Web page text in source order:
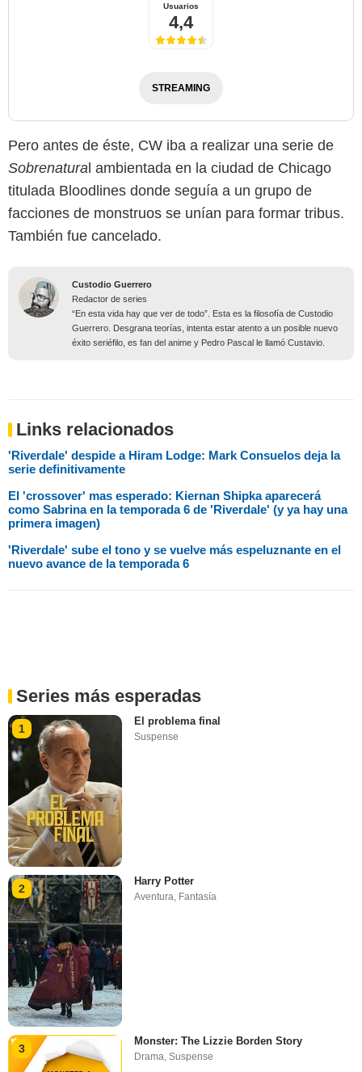
Usuarios
4,4
STREAMING
Pero antes de éste, CW iba a realizar una serie de
Sobrenatural ambientada en la ciudad de Chicago
titulada Bloodlines donde seguía a un grupo de
facciones de monstruos se unían para formar tribus.
También fue cancelado.
Custodio Guerrero
Redactor de series
“En esta vida hay que ver de todo”. Esta es la filosofía de Custodio
Guerrero. Desgrana teorías, intenta estar atento a un posible nuevo
éxito seriéfilo, es fan del anime y Pedro Pascal le llamó Custavio.
Links relacionados
'Riverdale' despide a Hiram Lodge: Mark Consuelos deja la
serie definitivamente
El 'crossover' mas esperado: Kiernan Shipka aparecerá
como Sabrina en la temporada 6 de 'Riverdale' (y ya hay una
primera imagen)
'Riverdale' sube el tono y se vuelve más espeluznante en el
nuevo avance de la temporada 6
Series más esperadas
1
El problema final
Suspense
2
Harry Potter
Aventura, Fantasía
3
Monster: The Lizzie Borden Story
Drama,Suspense